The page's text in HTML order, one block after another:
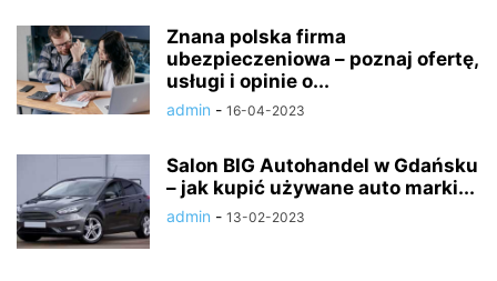
Znana polska firma
ubezpieczeniowa – poznaj ofertę,
usługi i opinie o...
admin - 16-04-2023
Salon BIG Autohandel w Gdańsku
– jak kupić używane auto marki...
admin - 13-02-2023